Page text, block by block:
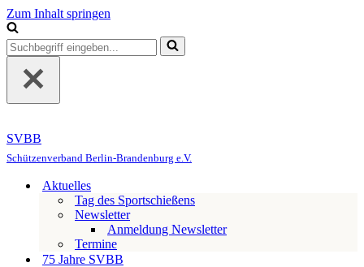
Zum Inhalt springen
Suchen
nach …
SVBB
Schützenverband Berlin-Brandenburg e.V.
Aktuelles
Tag des Sportschießens
Newsletter
Anmeldung Newsletter
Termine
75 Jahre SVBB